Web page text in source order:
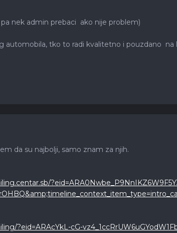
nek admin prebaci ako nije problem)
automobila, tko to radi kvalitetno i pouzdano na
da su najbolji, samo znam za njih.
?eid=ARAcYkL-cG-